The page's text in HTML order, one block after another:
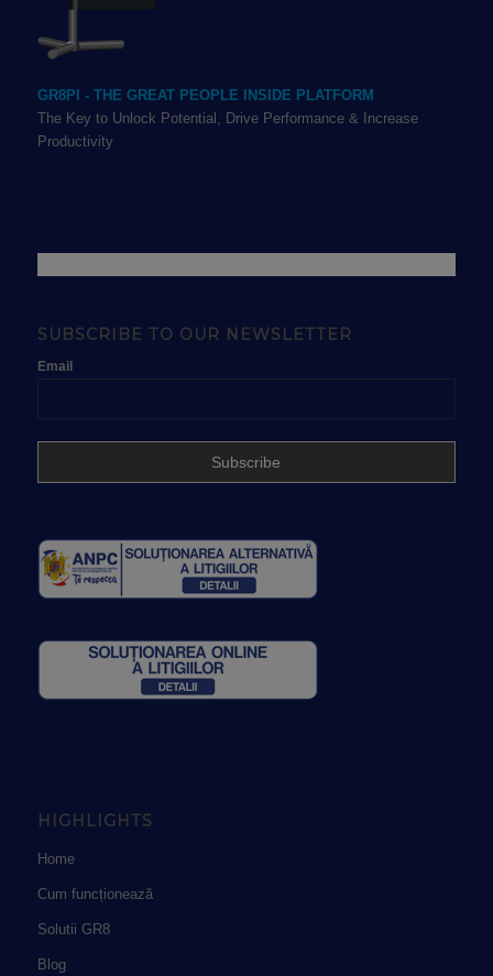
GR8PI - THE GREAT PEOPLE INSIDE PLATFORM
The Key to Unlock Potential, Drive Performance & Increase
Productivity
SUBSCRIBE TO OUR NEWSLETTER
Email
HIGHLIGHTS
Home
Cum funcționează
Solutii GR8
Blog